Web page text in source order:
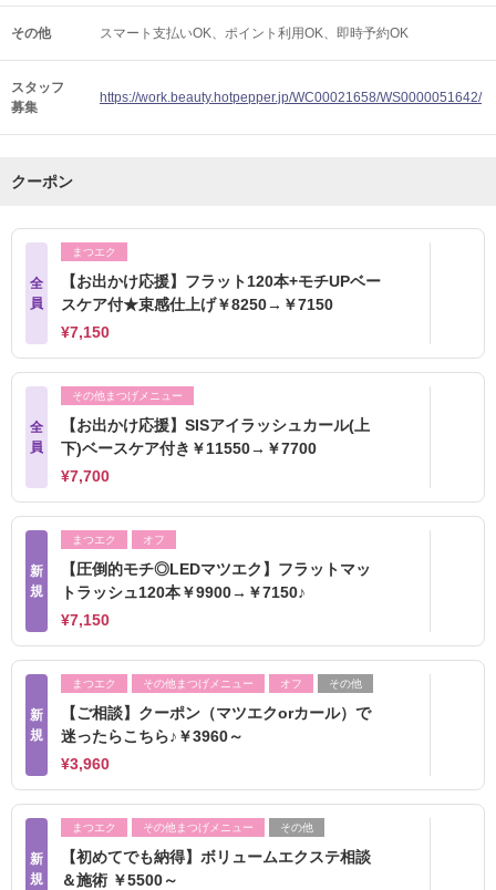
その他 スマート支払いOK ポイント利用OK 即時予約OK
スタッフ
募集
https://work.beauty.hotpepper.jp/WC00021658/WS0000051642/
クーポン
全
員
まつエク
【お出かけ応援】フラット120本+モチUPベー
スケア付★束感仕上げ￥8250→￥7150
¥7,150
全
員
その他まつげメニュー
【お出かけ応援】SISアイラッシュカール(上
下)ベースケア付き￥11550→￥7700
¥7,700
新
規
まつエク オフ
【圧倒的モチ◎LEDマツエク】フラットマッ
トラッシュ120本￥9900→￥7150♪
¥7,150
新
規
まつエク その他まつげメニュー オフ その他
【ご相談】クーポン（マツエクorカール）で
迷ったらこちら♪￥3960～
¥3,960
新
規
まつエク その他まつげメニュー その他
【初めてでも納得】ボリュームエクステ相談
＆施術 ￥5500～